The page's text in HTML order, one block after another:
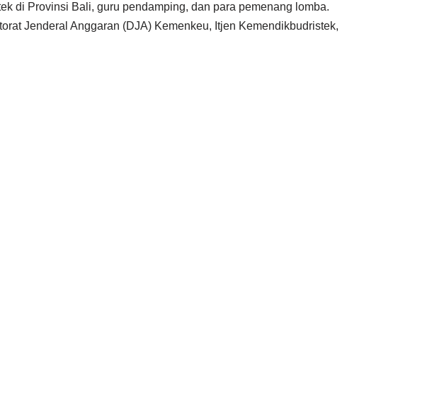
di Provinsi Bali, guru pendamping, dan para pemenang lomba.
Jenderal Anggaran (DJA) Kemenkeu, Itjen Kemendikbudristek,